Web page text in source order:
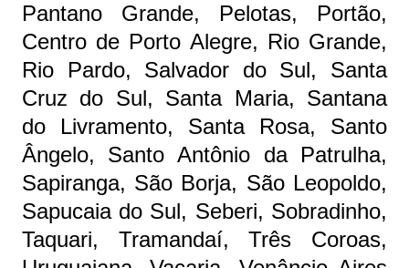
Pantano Grande, Pelotas, Portão,
Centro de Porto Alegre, Rio Grande,
Rio Pardo, Salvador do Sul, Santa
Cruz do Sul, Santa Maria, Santana
do Livramento, Santa Rosa, Santo
Ângelo, Santo Antônio da Patrulha,
Sapiranga, São Borja, São Leopoldo,
Sapucaia do Sul, Seberi, Sobradinho,
Taquari, Tramandaí, Três Coroas,